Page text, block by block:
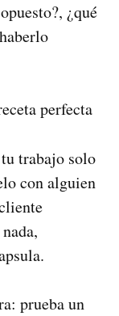
¿qué
perfecta
trabajo solo
con alguien
prueba un